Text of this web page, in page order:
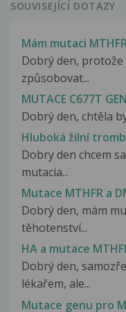
SOUVISEJÍCÍ DOTAZY
Mám mutaci
Dobrý den,
způsobovat...
MUTACE C677T
Dobrý den, chtěla
Hluboká žilní
Dobry den chcem
mutacia...
Mutace MTHFR a
Dobrý den, mám
těhotenství...
HA a mutace
Dobrý den,
lékařem, ale...
Mutace genu pro